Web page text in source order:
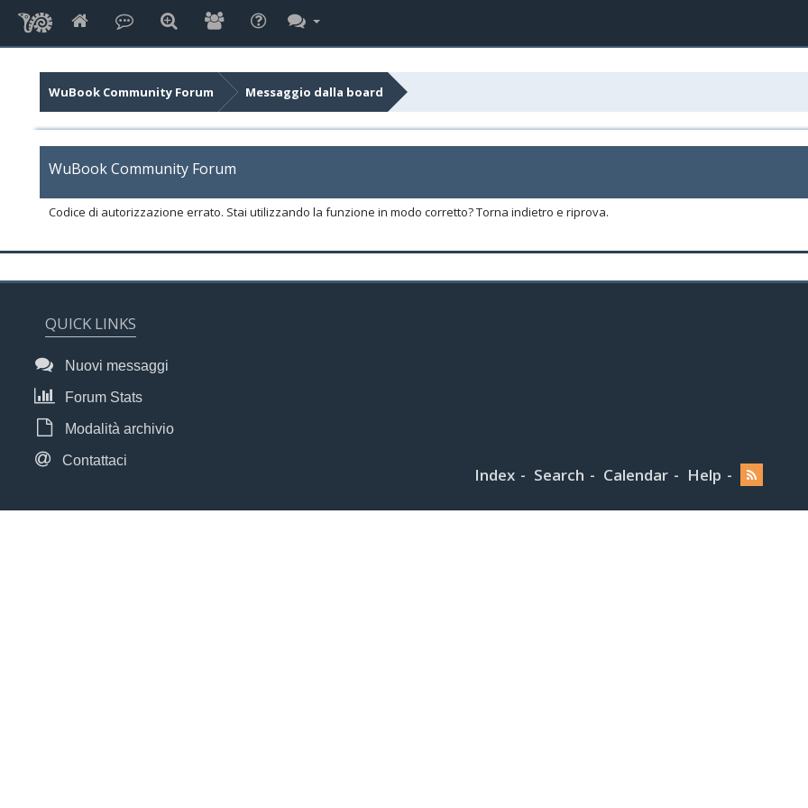
WuBook Community Forum Messaggio dalla board
WuBook Community Forum
Codice di autorizzazione errato. Stai utilizzando la funzione in modo corretto? Torna indietro e riprova.
QUICK LINKS
Nuovi messaggi
Forum Stats
Modalità archivio
Contattaci
Index Search Calendar Help